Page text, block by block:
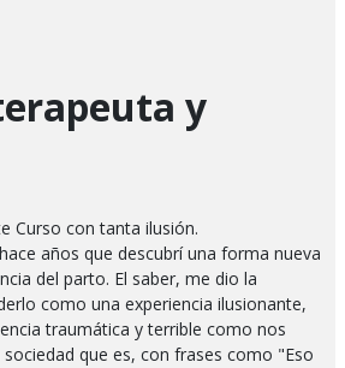
y
Curso con tanta ilusión.
años que descubrí una forma nueva
del parto. El saber, me dio la
como una experiencia ilusionante,
traumática y terrible como nos
que es, con frases como "Eso